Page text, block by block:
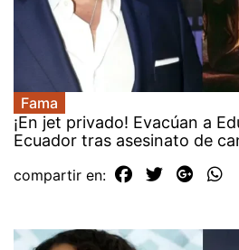
Fama
¡En jet privado! Evacúan a
Ecuador tras asesinato de
compartir en: